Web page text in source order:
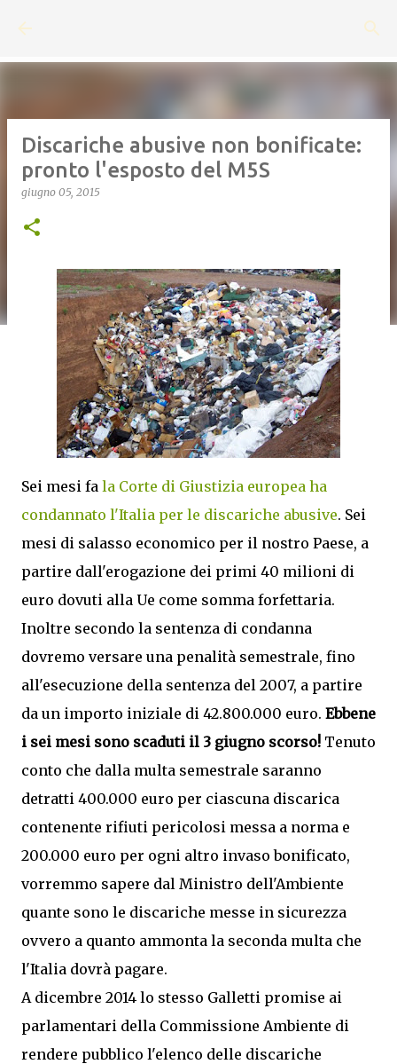
Discariche abusive non bonificate:
pronto l'esposto del M5S
giugno 05, 2015
Sei mesi fa la Corte di Giustizia europea ha
condannato l'Italia per le discariche abusive. Sei
mesi di salasso economico per il nostro Paese, a
partire dall'erogazione dei primi 40 milioni di
euro dovuti alla Ue come somma forfettaria.
Inoltre secondo la sentenza di condanna
dovremo versare una penalità semestrale, fino
all'esecuzione della sentenza del 2007, a partire
da un importo iniziale di 42.800.000 euro. Ebbene
i sei mesi sono scaduti il 3 giugno scorso! Tenuto
conto che dalla multa semestrale saranno
detratti 400.000 euro per ciascuna discarica
contenente rifiuti pericolosi messa a norma e
200.000 euro per ogni altro invaso bonificato,
vorremmo sapere dal Ministro dell'Ambiente
quante sono le discariche messe in sicurezza
ovvero a quanto ammonta la seconda multa che
l'Italia dovrà pagare.
A dicembre 2014 lo stesso Galletti promise ai
parlamentari della Commissione Ambiente di
rendere pubblico l'elenco delle discariche